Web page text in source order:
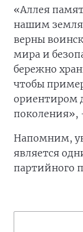
«Аллея
нашим
верны
мира и
бережно
чтобы
ориентиром
Напомним,
является
партийного